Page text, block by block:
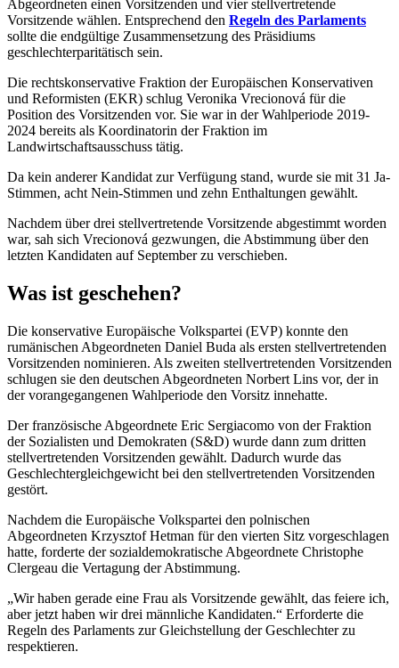
Abgeordneten einen Vorsitzenden und vier stellvertretende
Vorsitzende wählen. Entsprechend den Regeln des Parlaments
sollte die endgültige Zusammensetzung des Präsidiums
geschlechterparitätisch sein.
Die rechtskonservative Fraktion der Europäischen Konservativen
und Reformisten (EKR) schlug Veronika Vrecionová für die
Position des Vorsitzenden vor. Sie war in der Wahlperiode 2019-
2024 bereits als Koordinatorin der Fraktion im
Landwirtschaftsausschuss tätig.
Da kein anderer Kandidat zur Verfügung stand, wurde sie mit 31 Ja-
Stimmen, acht Nein-Stimmen und zehn Enthaltungen gewählt.
Nachdem über drei stellvertretende Vorsitzende abgestimmt worden
war, sah sich Vrecionová gezwungen, die Abstimmung über den
letzten Kandidaten auf September zu verschieben.
Was ist geschehen?
Die konservative Europäische Volkspartei (EVP) konnte den
rumänischen Abgeordneten Daniel Buda als ersten stellvertretenden
Vorsitzenden nominieren. Als zweiten stellvertretenden Vorsitzenden
schlugen sie den deutschen Abgeordneten Norbert Lins vor, der in
der vorangegangenen Wahlperiode den Vorsitz innehatte.
Der französische Abgeordnete Eric Sergiacomo von der Fraktion
der Sozialisten und Demokraten (S&D) wurde dann zum dritten
stellvertretenden Vorsitzenden gewählt. Dadurch wurde das
Geschlechtergleichgewicht bei den stellvertretenden Vorsitzenden
gestört.
Nachdem die Europäische Volkspartei den polnischen
Abgeordneten Krzysztof Hetman für den vierten Sitz vorgeschlagen
hatte, forderte der sozialdemokratische Abgeordnete Christophe
Clergeau die Vertagung der Abstimmung.
„Wir haben gerade eine Frau als Vorsitzende gewählt, das feiere ich,
aber jetzt haben wir drei männliche Kandidaten.“ Erforderte die
Regeln des Parlaments zur Gleichstellung der Geschlechter zu
respektieren.